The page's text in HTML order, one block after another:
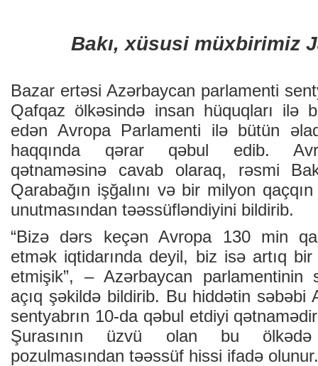
Bakı, xüsusi müxbirimiz
Bazar ertəsi Azərbaycan parlamenti
Qafqaz ölkəsində insan hüquqları ilə
edən Avropa Parlamenti ilə bütün
haqqında qərar qəbul edib.
qətnaməsinə cavab olaraq, rəsmi
Qarabağın işğalını və bir milyon
unutmasından təəssüfləndiyini bildirib.
“Bizə dərs keçən Avropa 130 min
etmək iqtidarında deyil, biz isə artıq
etmişik”, – Azərbaycan
açıq şəkildə bildirib. Bu hiddətin səbəbi
sentyabrın 10-da qəbul etdiyi
Şurasının üzvü olan bu ölkədə
pozulmasından təəssüf hissi ifadə olunur.